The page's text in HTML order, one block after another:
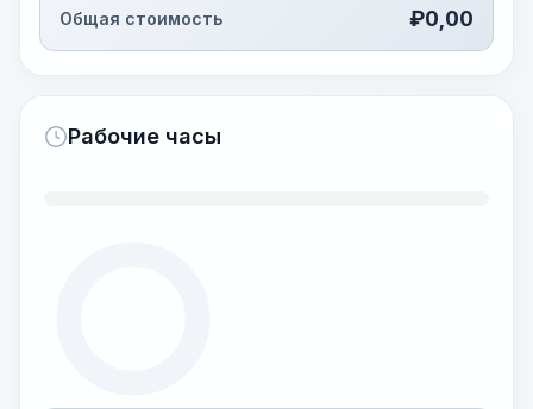
Общая стоимость ₽0,00
Рабочие часы